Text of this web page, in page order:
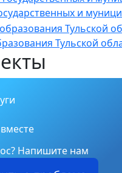
и
Тульской
Напишите нам